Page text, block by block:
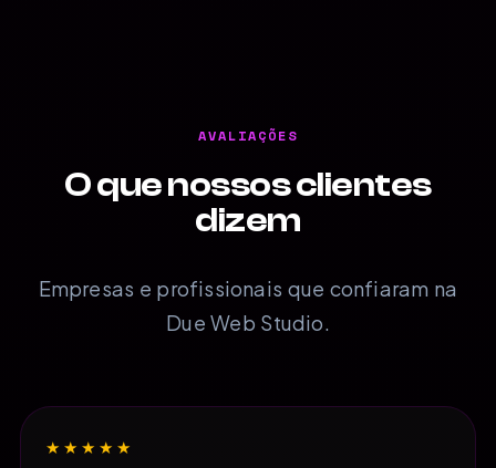
AVALIAÇÕES
O que nossos clientes
dizem
Empresas e profissionais que confiaram na
Due Web Studio.
★★★★★